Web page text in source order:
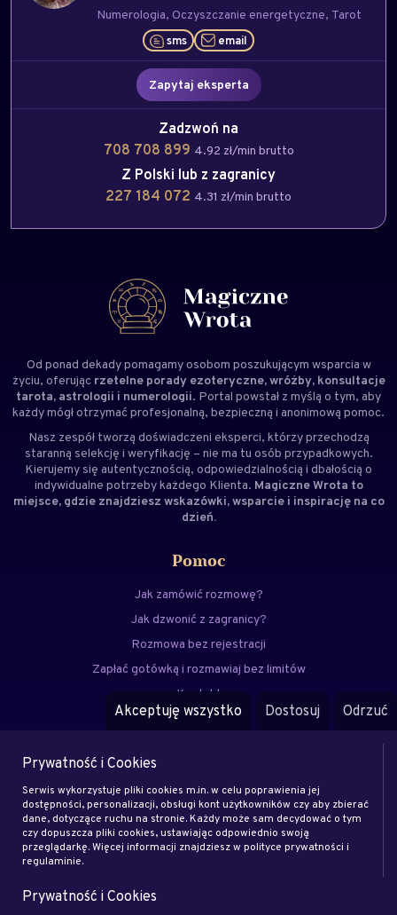
Numerologia Oczyszczanie energetyczne Tarot
sms email
Zapytaj eksperta
Zadzwoń na
708 708 899 4.92 zł/min brutto
Z Polski lub z zagranicy
227 184 072 4.31 zł/min brutto
Od ponad dekady pomagamy osobom poszukującym wsparcia w
życiu, oferując rzetelne porady ezoteryczne, wróżby, konsultacje
tarota, astrologii i numerologii. Portal powstał z myślą o tym, aby
każdy mógł otrzymać profesjonalną, bezpieczną i anonimową pomoc.
Nasz zespół tworzą doświadczeni eksperci, którzy przechodzą
staranną selekcję i weryfikację – nie ma tu osób przypadkowych.
Kierujemy się autentycznością, odpowiedzialnością i dbałością o
indywidualne potrzeby każdego Klienta. Magiczne Wrota to
miejsce, gdzie znajdziesz wskazówki, wsparcie i inspirację na co
dzień.
Pomoc
Jak zamówić rozmowę?
Jak dzwonić z zagranicy?
Rozmowa bez rejestracji
Zapłać gotówką i rozmawiaj bez limitów
Kontakt
FAQ
Eksperci
Zostań klientem
Zostań ekspertem
Akceptuję wszystko Dostosuj Odrzuć
Prywatność i Cookies
Serwis wykorzystuje pliki cookies m.in. w celu poprawienia jej
dostępności, personalizacji, obsługi kont użytkowników czy aby zbierać
dane, dotyczące ruchu na stronie. Każdy może sam decydować o tym
czy dopuszcza pliki cookies, ustawiając odpowiednio swoją
przeglądarkę. Więcej informacji znajdziesz w polityce prywatności i
regulaminie.
Prywatność i Cookies